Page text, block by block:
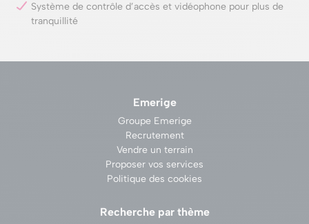
Système de contrôle d’accès et vidéophone pour plus de
tranquillité
Emerige
Groupe Emerige
Recrutement
Vendre un terrain
Proposer vos services
Politique des cookies
Recherche par thème